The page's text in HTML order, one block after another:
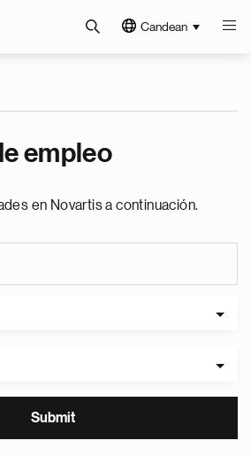
Candean
empleo
en Novartis a continuación.